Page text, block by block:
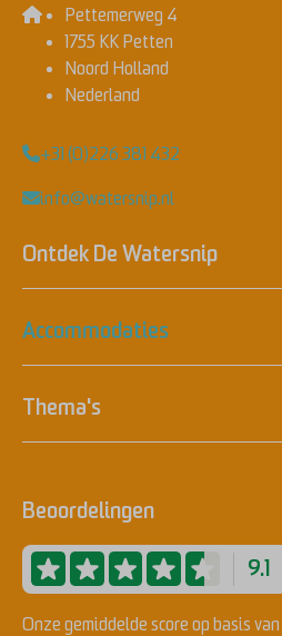
Pettemerweg 4
1755 KK Petten
Noord Holland
Nederland
+31 (0)226 381 432
info@watersnip.nl
Ontdek De Watersnip
Accommodaties
Thema's
Beoordelingen
9.1
Onze gemiddelde score op basis van